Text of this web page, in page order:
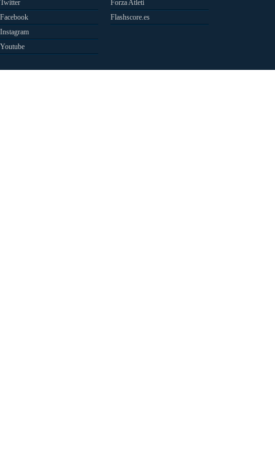
Twitter
Facebook
Instagram
Youtube
Forza Atleti
Flashscore.es